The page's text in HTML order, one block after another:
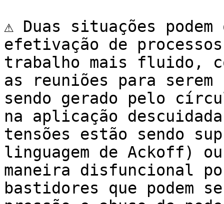
⚠️ Duas situações
efetivação de
trabalho mais fluido,
as reuniões para
sendo gerado pelo
na aplicação
tensões estão sendo
linguagem de Ackoff)
maneira disfuncional
bastidores que podem